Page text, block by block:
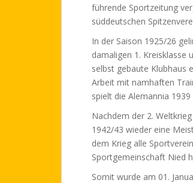
führende Sportzeitung
süddeutschen
In der Saison 1925/26
damaligen 1. Kreisklasse
selbst gebaute Klubhaus
Arbeit mit namhaften
spielt die Alemannia 1939
Nachdem der 2.
1942/43 wieder eine
dem Krieg alle
Sportgemeinschaft Nied
Somit wurde am 01.